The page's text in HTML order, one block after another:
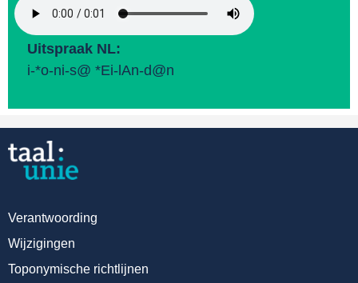
Uitspraak NL:
i-*o-ni-s@ *Ei-lAn-d@n
Verantwoording
Wijzigingen
Toponymische richtlijnen